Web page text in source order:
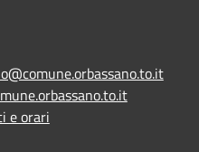
e orari